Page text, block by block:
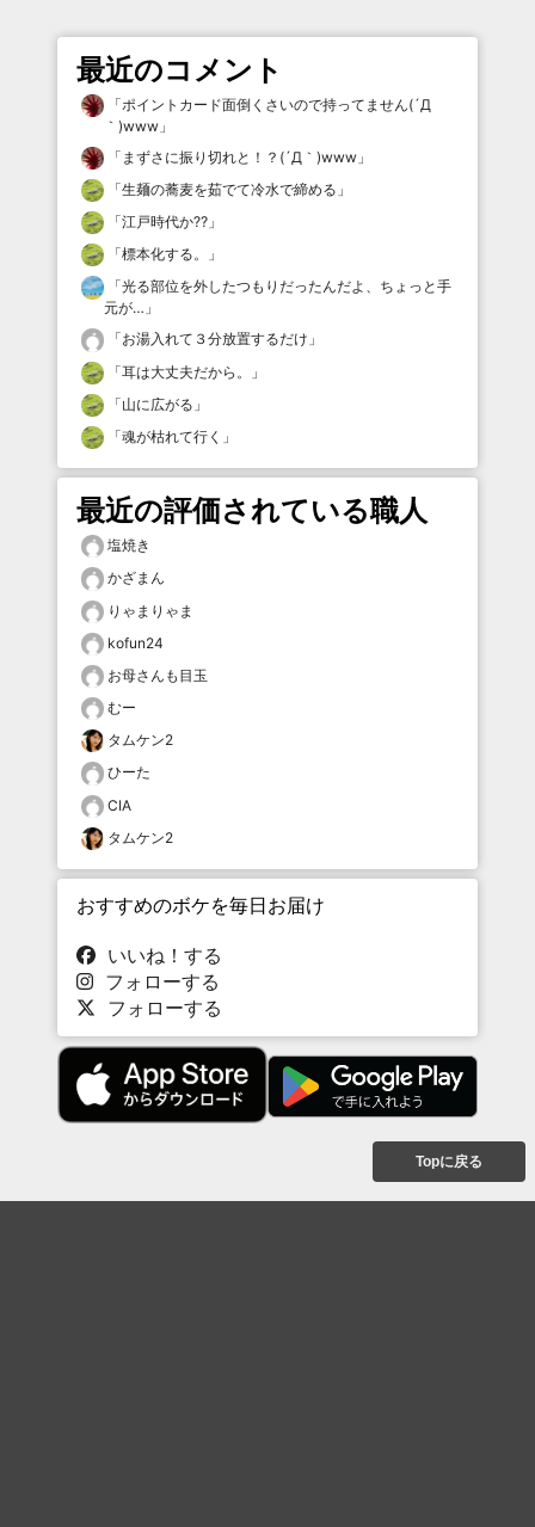
最近のコメント
「ポイントカード面倒くさいので持ってません(´Д
｀)www 」
「 まずさに振り切れと！？(´Д｀)www 」
「生麺の蕎麦を茹でて冷水で締める 」
「江戸時代か⁇ 」
「標本化する。
」
「光る部位を外したつもりだったんだよ、ちょっと手
元が… 」
「お湯入れて３分放置するだけ 」
「耳は大丈夫だから。
」
「山に広がる 」
「魂が枯れて行く 」
最近の評価されている職人
塩焼き
かざまん
りゃまりゃま
kofun24
お母さんも目玉
むー
タムケン2
ひーた
CIA
タムケン2
おすすめのボケを毎日お届け
いいね！する
フォローする
フォローする
Topに戻る